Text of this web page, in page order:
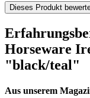
Dieses Produkt
Horseware
"black/teal"
Aus unserem